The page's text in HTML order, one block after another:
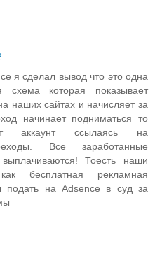
я сделал вывод что это одна
схема которая показывает
наших сайтах и начисляет за
начинает подниматься то
аккаунт ссылаясь на
Все заработанные
Тоесть наши
бесплатная рекламная
на Adsence в суд за